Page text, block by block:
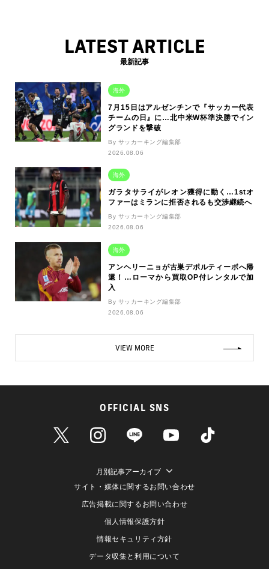
LATEST ARTICLE
最新記事
海外
7月15日はアルゼンチンで『サッカー代表
チームの日』に…北中米W杯準決勝でイン
グランドを撃破
By サッカーキング編集部
2026.08.06
海外
ガラタサライがレオン獲得に動く…1stオ
ファーはミランに拒否されるも交渉継続へ
By サッカーキング編集部
2026.08.06
海外
アンヘリーニョが古巣デポルティーボへ帰
還！…ローマから買取OP付レンタルで加
入
By サッカーキング編集部
2026.08.06
VIEW MORE
OFFICIAL SNS
月別記事アーカイブ
サイト・媒体に関するお問い合わせ
広告掲載に関するお問い合わせ
個人情報保護方針
情報セキュリティ方針
データ収集と利用について